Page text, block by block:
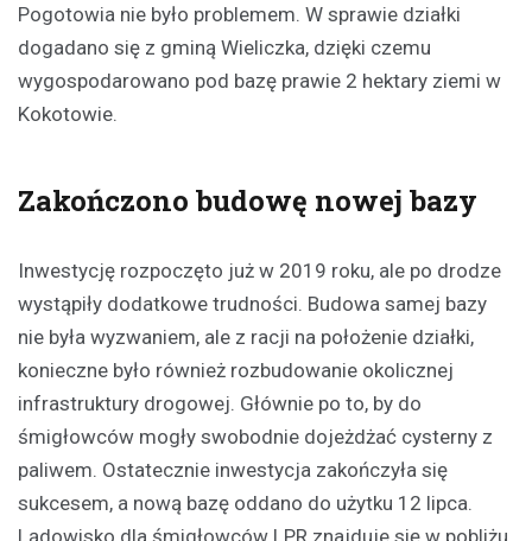
Pogotowia nie było problemem. W sprawie działki
dogadano się z gminą Wieliczka, dzięki czemu
wygospodarowano pod bazę prawie 2 hektary ziemi w
Kokotowie.
Zakończono budowę nowej bazy
Inwestycję rozpoczęto już w 2019 roku, ale po drodze
wystąpiły dodatkowe trudności. Budowa samej bazy
nie była wyzwaniem, ale z racji na położenie działki,
konieczne było również rozbudowanie okolicznej
infrastruktury drogowej. Głównie po to, by do
śmigłowców mogły swobodnie dojeżdżać cysterny z
paliwem. Ostatecznie inwestycja zakończyła się
sukcesem, a nową bazę oddano do użytku 12 lipca.
Lądowisko dla śmigłowców LPR znajduje się w pobliżu